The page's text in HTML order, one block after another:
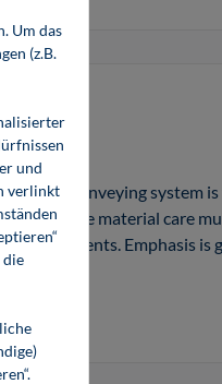
conveying system
the same material care
components. Emphasis is
Um das
(z.B.
und
verlinkt
die